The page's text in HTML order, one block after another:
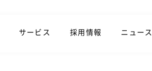
サービス 採用情報 ニュース